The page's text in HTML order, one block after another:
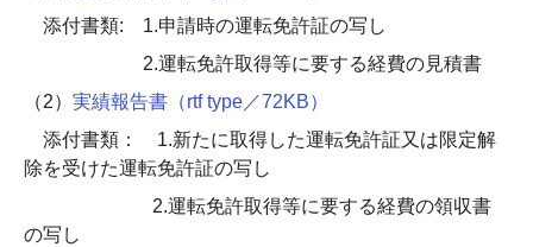
添付書類: 1.申請時の運転免許証の写し
2.運転免許取得等に要する経費の見積書
（2） 実績報告書（rtf type／72KB）
添付書類： 1.新たに取得した運転免許証又は限定解
除を受けた運転免許証の写し
2.運転免許取得等に要する経費の領収書
の写し